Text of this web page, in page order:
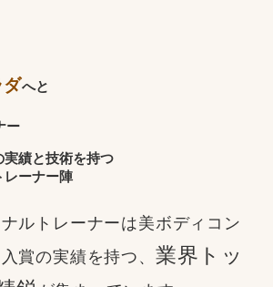
ダへと
ー
実績と技術を持つ
レーナー陣
ルトレーナーは美ボディコン
賞の実績を持つ、 業界トッ